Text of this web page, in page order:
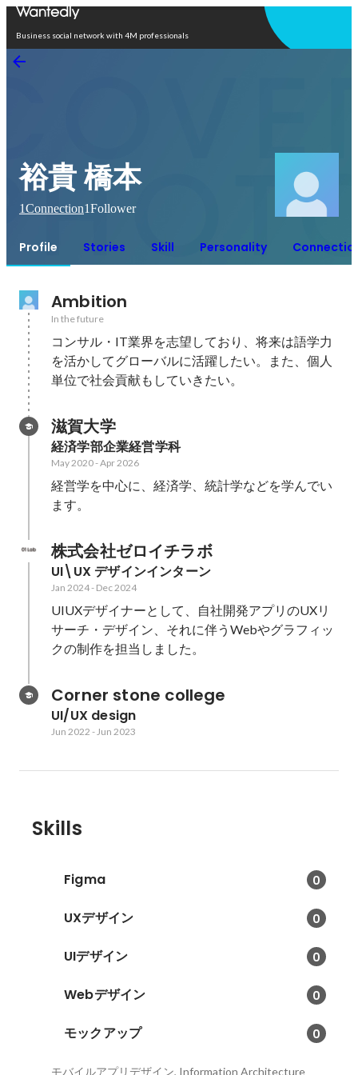
Business social network with 4M professionals
裕貴 橋本
1Connection1Follower
Profile Stories Skill Personality
Ambition
In the future
コンサル・IT業界を志望しており、将来は語学力
を活かしてグローバルに活躍したい。また、個人
単位で社会貢献もしていきたい。
滋賀大学
経済学部企業経営学科
May 2020-Apr 2026
経営学を中心に、経済学、統計学などを学んでい
ます。
株式会社ゼロイチラボ
UI\UX デザインインターン
Jan 2024- Dec 2024
UIUXデザイナーとして、自社開発アプリのUXリ
サーチ・デザイン、それに伴うWebやグラフィッ
クの制作を担当しました。
Corner stone college
UI/UX design
Jun 2022 -Jun 2023
Skills
Figma 0
UXデザイン 0
UIデザイン 0
Webデザイン 0
モックアップ 0
モバイルアプリデザイン, Information Architecture